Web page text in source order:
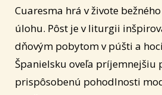
Cuaresma hrá v živote
úlohu. Pôst je v liturgii
dňovým pobytom v púšti a
Španielsku oveľa príjemnejšiu
prispôsobenú pohodlnosti